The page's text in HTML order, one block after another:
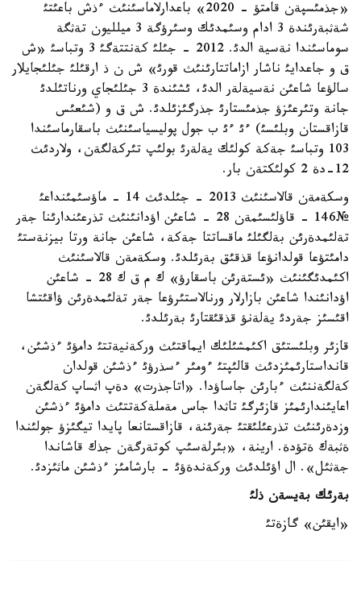
«جذمئسپةن قامتؤ - 2020» باعدارلاماسئنئث ءذش باعئتئ
شةثبةرئندة 3 ادام وسئمدئك وسئرؤگة 3 ميلليون تةثگة
سوماسئندا نةسية الدئ. 2012 - جئلئ كةنتتةگئ 3 وتباسئ «ش
ق و جاعدايئ ناشار ازاماتتارئنئث قورئ» ش ن ذ ارقئلئ جئلئجايلار
سالؤعا شاعئن نةسيةلةر الدئ، ئشئندة 3 جئلئجاي ورناتئلدئ
جانة وتئرعئزؤ جذمئستارئ جذرگئزئلدئ. ش ق و (شئعئس
قازاقستان وبلئسئ) ءئ ءئ ب جول پوليسياسئنئث باسقارماسئندا
103 وتباسئ جةكة كولئك يةلةرئ بولئپ تئركةلگةن، ولاردئث
12-دة 2 كولئكتةن بار.
وسكةمةن قالاسئنئث 2013 - جئلدئث 14 - ماؤسئمئنداعئ
№146 - قاؤلئسئمةن 28 - شاعئن اؤدانئنئث تذرعئندارئنا جةر
تةلئمدةرئن بةلگئلئ ماقساتتا جةكة، شاعئن جانة ورتا بيزنةستئ
دامئتؤعا قولدانؤعا قذقئق بةرئلدئ. وسكةمةن قالاسئنئث
اكئمدئگئنئث «ئستةرئن باسقارؤ» ك م ق ك 28 - شاعئن
اؤدانئندا شاعئن بازارلار ورنالاستئرؤعا جةر تةلئمدةرئن ؤاقئتشا
اقئسئز جةردئ يةلةنؤ قذقئقتارئ بةرئلدئ.
قازئر وبلئستئق اكئمشئلئك ايماقتئث وركةنيةتتئ دامؤئ ءذشئن،
قانداستارئمئزدئث قالئپتئ ءومئر ءسذرؤئ ءذشئن قولدان
كةلگةننئث ءبارئن جاساؤدا. «اتاجذرت» دةپ اثساپ كةلگةن
اعايئندارئمئز قازئرگئ تاثدا جاس مةملةكةتتئث دامؤئ ءذشئن
وزدةرئنئث تذرعئلئقتئ جةرئنة، قازاقستانعا پايدا تيگئزؤ جولئندا
ةثبةك ةتؤدة. ارينة، «بئرلةسئپ كوتةرگةن جذك قاشاندا
جةثئل». ال اؤئلدئث وركةندةؤئ - بارشامئز ءذشئن ماثئزدئ.
بةرئك بةيسةن ذلئ
«ايقئن» گازةتئ